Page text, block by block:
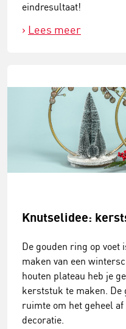
eindresultaat!
Lees meer
Knutselidee:
De gouden ring op voet
maken van een
houten plateau heb je
kerststuk te maken. De
ruimte om het geheel
decoratie.